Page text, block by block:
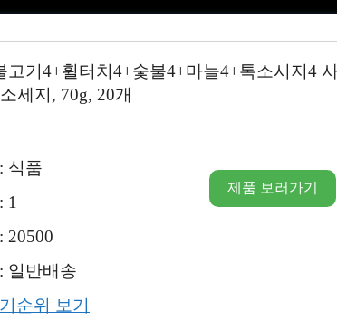
기4+휠터치4+숯불4+마늘4+톡소시지4
세지, 70g, 20개
식품
1
20500
일반배송
순위 보기
제품 보러가기